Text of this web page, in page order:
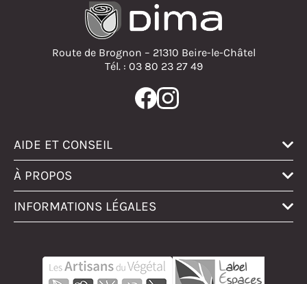
Route de Brognon – 21310 Beire-le-Châtel
Tél. : 03 80 23 27 49
AIDE ET CONSEIL
À PROPOS
INFORMATIONS LÉGALES